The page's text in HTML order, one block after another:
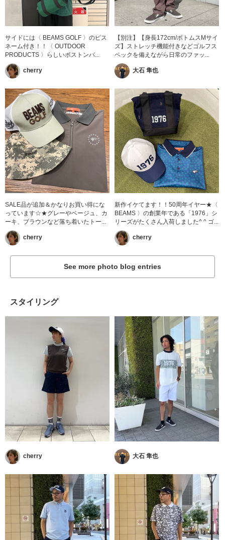
サイドには〈 BEAMS GOLF 〉のピス
ネーム付き！！〈 OUTDOOR
PRODUCTS 〉らしいボストンバ...
cherry
【別注】【身長172cm/ボトムスMサイ
ズ】ストレッチ機能付きなどゴルフス
ペックを備えながら日常のファッ...
大石 隼也
SALE品が追加＆かなりお買い得にな
っています☆★グレーやベージュ、カ
ーキ、ブラウンなど落ち着いたトー...
cherry
新作イケてます！！50周年イヤー★〈
BEAMS 〉の創業年である「1976」シ
リーズがたくさん入荷しました^ ^ ゴ...
cherry
See more photo blog entries
スタイリング
cherry 大石 隼也